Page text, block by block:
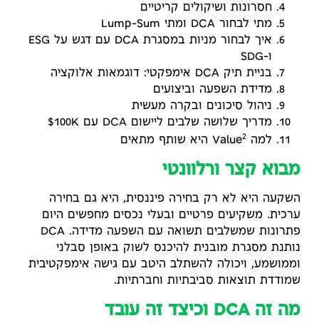
חסרונות ושיקולים קריטיים
מתי לבחור DCA ומתי Lump-Sum
איך לבחור מניות במסגרת DCA עם דגש על ESG
ו-SDG
בניית תיק DCA אימפקטי: דוגמאות אלוקציה
מדידת השפעה וביצועים
ניהול סיכונים ובקרה מעשית
מדריך שלושה שלבים ליישום DCA עם 100K$
למה Value 2 היא שותף מתאים
מבוא קצר ורלוונטי
השקעה היא לא רק בחירה פיננסית, היא גם בחירה
ערכית. משקיעים פרטיים ובעלי נכסים מחפשים היום
פתרונות שמשלבים תשואה עם השפעה מדידה. DCA
נותנת מסגרת מובנית להיכנס לשוק באופן סבלני
וממושמע, ויכולה להשתלב היטב עם גישה אימפקטיבית
שמודדת תוצאות סביבתיות וחברתיות.
מה זה DCA וכיצד זה עובד